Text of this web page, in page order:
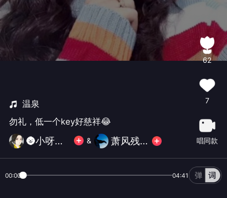
温泉
勿礼，低一个key好慈祥😂
🌚小呀嘛小黄人🌚 & 萧风残月
62
7
唱同款
00:00 04:41